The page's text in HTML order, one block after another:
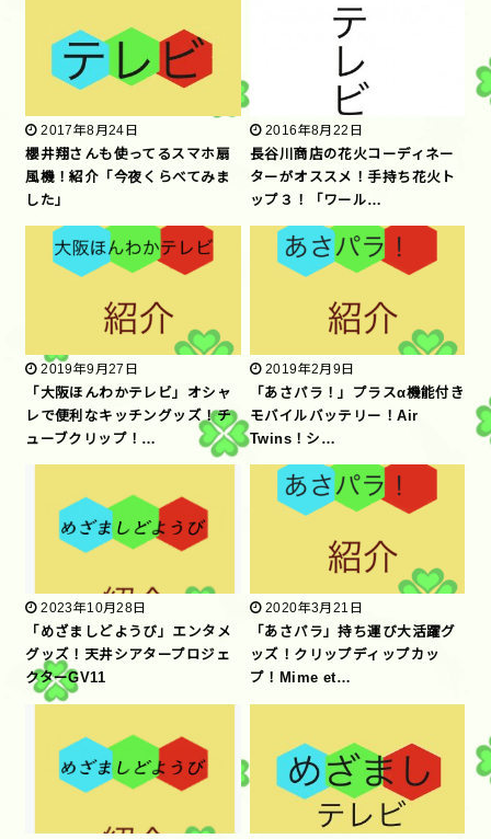
2017年8月24日
櫻井翔さんも使ってるスマホ扇
風機！紹介「今夜くらべてみま
した」
2016年8月22日
長谷川商店の花火コーディネー
ターがオススメ！手持ち花火ト
ップ３！「ワール…
2019年9月27日
「大阪ほんわかテレビ」オシャ
レで便利なキッチングッズ！チ
ューブクリップ！…
2019年2月9日
「あさパラ！」プラスα機能付き
モバイルバッテリー！Air
Twins！シ…
2023年10月28日
「めざましどようび」エンタメ
グッズ！天井シアタープロジェ
クターGV11
2020年3月21日
「あさパラ」持ち運び大活躍グ
ッズ！クリップディップカッ
プ！Mime et…